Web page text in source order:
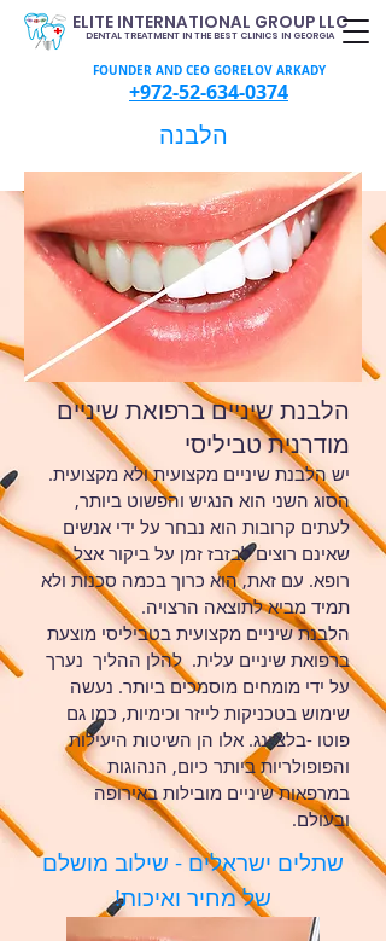
ELITE INTERNATIONAL GROUP LLC
DENTAL TREATMENT IN THE BEST CLINICS IN GEORGIA
+972-52-634-0374
FOUNDER AND CEO GORELOV ARKADY
הלבנה
הלבנת שיניים ברפואת שיניים
מודרנית טביליסי
יש הלבנת שיניים מקצועית ולא מקצועית.
הסוג השני הוא הנגיש והפשוט ביותר,
לעתים קרובות הוא נבחר על ידי אנשים
שאינם רוצים לבזבז זמן על ביקור אצל
רופא. עם זאת, הוא כרוך בכמה סכנות ולא
תמיד מביא לתוצאה הרצויה.
הלבנת שיניים מקצועית בטביליסי מוצעת
ברפואת שיניים עלית. להלן ההליך נערך
על ידי מומחים מוסמכים ביותר. נעשה
שימוש בטכניקות לייזר וכימיות, כמו גם
פוטו -בלצ'ינג. אלו הן השיטות היעילות
והפופולריות ביותר כיום, הנהוגות
במרפאות שיניים מובילות באירופה
ובעולם.
שתלים ישראלים - שילוב מושלם
של מחיר ואיכות!